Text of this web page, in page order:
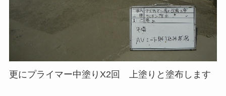
更にプライマー中塗りX2回 上塗りと塗布します